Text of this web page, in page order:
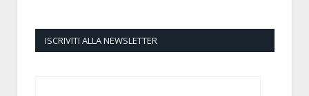
ISCRIVITI ALLA NEWSLETTER